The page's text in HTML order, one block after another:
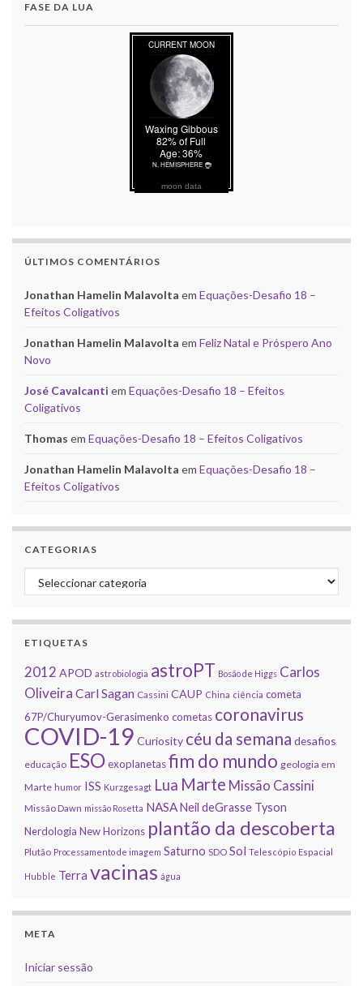
FASE DA LUA
moon data
ÚLTIMOS COMENTÁRIOS
Jonathan Hamelin Malavolta em Equações-Desafio 18 –
Efeitos Coligativos
Jonathan Hamelin Malavolta em Feliz Natal e Próspero Ano
Novo
José Cavalcanti em Equações-Desafio 18 – Efeitos
Coligativos
Thomas em Equações-Desafio 18 – Efeitos Coligativos
Jonathan Hamelin Malavolta em Equações-Desafio 18 –
Efeitos Coligativos
CATEGORIAS
Categorias
ETIQUETAS
2012 APOD astrobiologia astroPT Bosão de Higgs Carlos
Oliveira Carl Sagan Cassini CAUP China ciência cometa
67P/Churyumov-Gerasimenko cometas coronavirus
COVID-19 Curiosity céu da semana desafios
educação ESOexoplanetasfim do mundo geologia em
Marte humor ISS Kurzgesagt Lua Marte Missão Cassini
Missão Dawn missão Rosetta NASANeil deGrasse Tyson
Nerdologia New Horizons plantão da descoberta
Plutão Processamento de imagem Saturno SDO Sol Telescópio Espacial
Hubble Terra vacinas água
META
Iniciar sessão